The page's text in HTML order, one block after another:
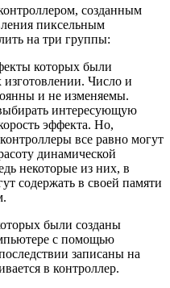
созданным
пиксельным
на три группы:
которых были
Число и
и не изменяемы.
интересующую
эффекта. Но,
все равно могут
динамической
некоторые из них, в
содержать в своей памяти
были созданы
с помощью
записаны на
в контроллер.